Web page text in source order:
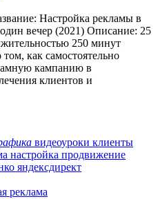
Настройка рекламы в
вечер (2021) Описание: 25
250 минут
как самостоятельно
кампанию в
клиентов и
видеоуроки клиенты
настройка продвижение
яндексдирект
реклама